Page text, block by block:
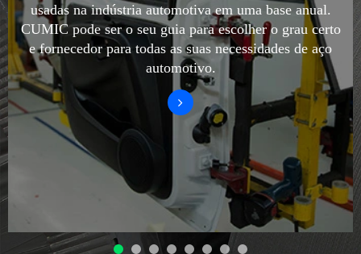
usadas na indústria automotiva em uma base anual.
CUMIC pode ser o seu guia para escolher o grau certo
e fornecedor para todas as suas necessidades de aço
automotivo.